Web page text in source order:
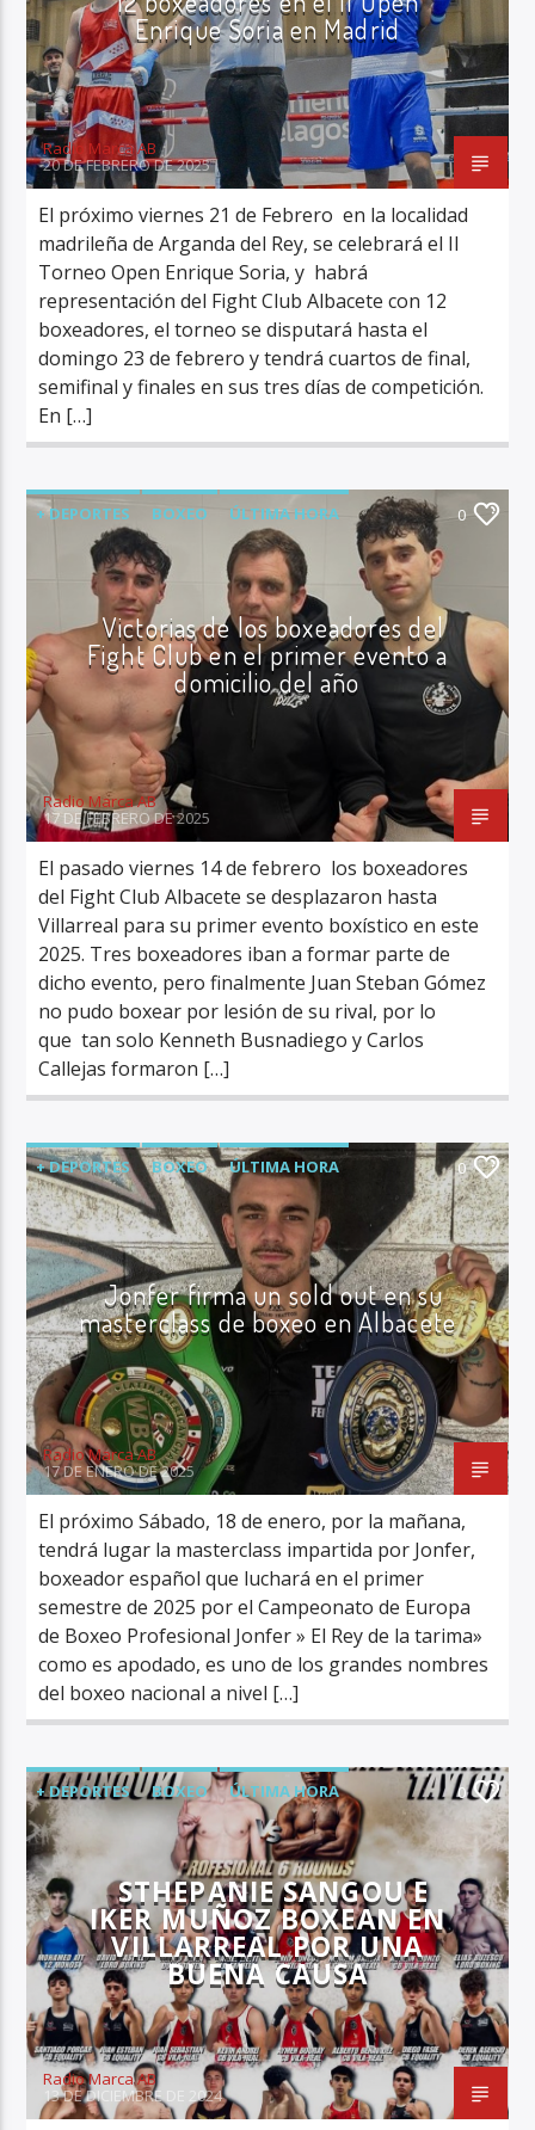
Enrique Soria en Madrid
Radio Marca AB
20 DE FEBRERO DE 2025
El próximo viernes 21 de Febrero en la localidad
madrileña de Arganda del Rey, se celebrará el II
Torneo Open Enrique Soria, y habrá
representación del Fight Club Albacete con 12
boxeadores, el torneo se disputará hasta el
domingo 23 de febrero y tendrá cuartos de final,
semifinal y finales en sus tres días de competición.
En […]
+ DEPORTES BOXEO ÚLTIMA HORA 0
Victorias de los boxeadores del
Fight Club en el primer evento a
domicilio del año
Radio Marca AB
17 DE FEBRERO DE 2025
El pasado viernes 14 de febrero los boxeadores
del Fight Club Albacete se desplazaron hasta
Villarreal para su primer evento boxístico en este
2025. Tres boxeadores iban a formar parte de
dicho evento, pero finalmente Juan Steban Gómez
no pudo boxear por lesión de su rival, por lo
que tan solo Kenneth Busnadiego y Carlos
Callejas formaron […]
+ DEPORTES BOXEO ÚLTIMA HORA 0
Jonfer firma un sold out en su
masterclass de boxeo en Albacete
Radio Marca AB
17 DE ENERO DE 2025
El próximo Sábado, 18 de enero, por la mañana,
tendrá lugar la masterclass impartida por Jonfer,
boxeador español que luchará en el primer
semestre de 2025 por el Campeonato de Europa
de Boxeo Profesional Jonfer » El Rey de la tarima»
como es apodado, es uno de los grandes nombres
del boxeo nacional a nivel […]
+ DEPORTES BOXEO ÚLTIMA HORA 0
STHEPANIE SANGOU E
IKER MUÑOZ BOXEAN EN
VILLARREAL POR UNA
BUENA CAUSA
Radio Marca AB
13 DE DICIEMBRE DE 2024